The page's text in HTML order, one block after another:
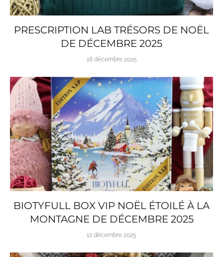
PRESCRIPTION LAB TRÉSORS DE NOËL
DE DÉCEMBRE 2025
18 décembre 2025
BIOTYFULL BOX VIP NOËL ÉTOILÉ À LA
MONTAGNE DE DÉCEMBRE 2025
12 décembre 2025